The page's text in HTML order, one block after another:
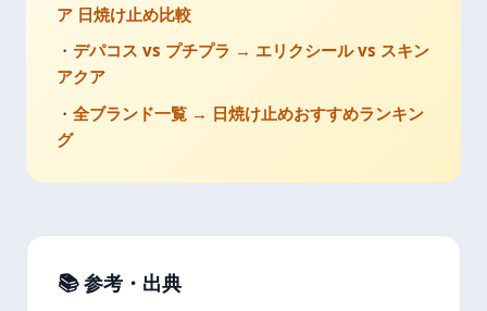
ア 日焼け止め比較
・ デパコス vs プチプラ → エリクシール vs スキン
アクア
・ 全ブランド一覧 → 日焼け止めおすすめランキン
グ
📚 参考・出典